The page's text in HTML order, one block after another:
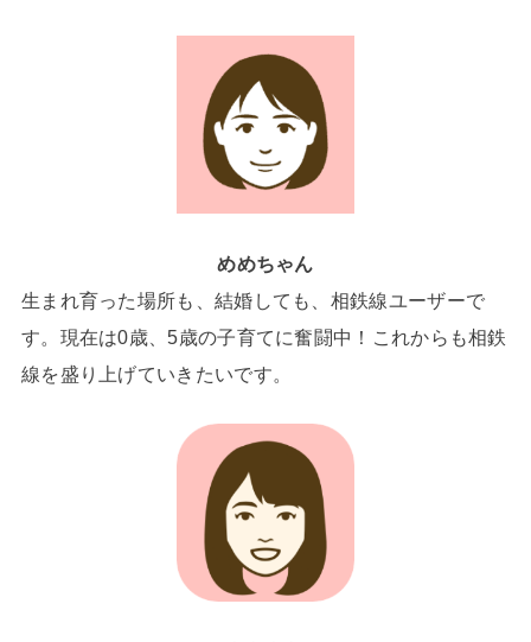
めめちゃん
生まれ育った場所も、結婚しても、相鉄線ユーザーで
す。現在は0歳、5歳の子育てに奮闘中！これからも相鉄
線を盛り上げていきたいです。